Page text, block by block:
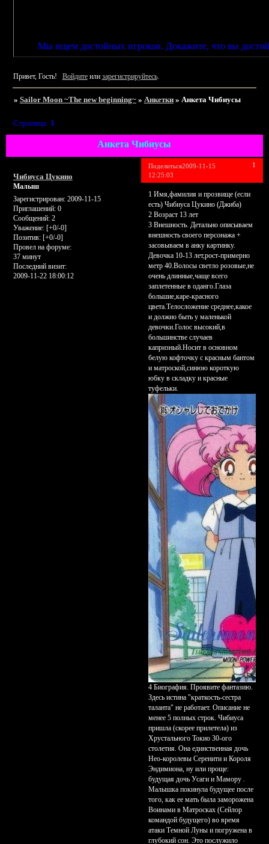
Мы ищем достойных игроков. Докажите, что вы достойны!
Привет, Гость! Войдитеили зарегистрируйтесь.
» Sailor Moon ~The new beginning~ » Анкетки » Анкета Чибиусы
Анкета Чибиусы
Страница: 1
Поделиться 1
2009-11-15
12:25:03
Чибиуса Цукино
Малыш
Зарегистрирован: 2009-11-15
Приглашений:0
Сообщений:2
Уважение: [+0/-0]
Позитив: [+0/-0]
Провел на форуме:
37 минут
Последний визит:
2009-11-22 18:00:12
1 Имя,фамилия и прозвище (если
есть) Чибиуса Цукино (Джиба)
2 Возраст 13 лет
3 Внешность. Детально описываем
внешность своего персонажа +
засовываем в анку картинку.
Девочка 10-13 лет,рост-примерно
метр 40.Волосы светло розовые,не
очень длинные,чаще всего
заплетенные в оданго.Глаза
большие,каре-красного
цвета.Телосложение среднее,какое
и должно быть у маленькой
девочки.Голос высокий,в
большинстве случаев
капризный.Носит в основном
белую кофточку с красным бантом
и матроской,синюю короткую
юбку в складку и красные
туфельки.
4 Биография. Проявите фантазию.
Здесь истина "краткость-сестра
таланта" не работает. Описание не
менее 5 полных строк. Чибиуса
пришла (скорее прилетела) из
Хрустального Токио 30-ого
столетия. Она единственная дочь
Нео-королевы Серенити и Короля
Эндимиона, ну или проще:
будущая дочь Усаги и Мамору .
Малышка покинула будущее после
того, как ее мать была заморожена
Воинами в Матросках (Сейлор
командой будущего) во время
атаки Темной Луны и погружена в
глубокий сон. Это послужило